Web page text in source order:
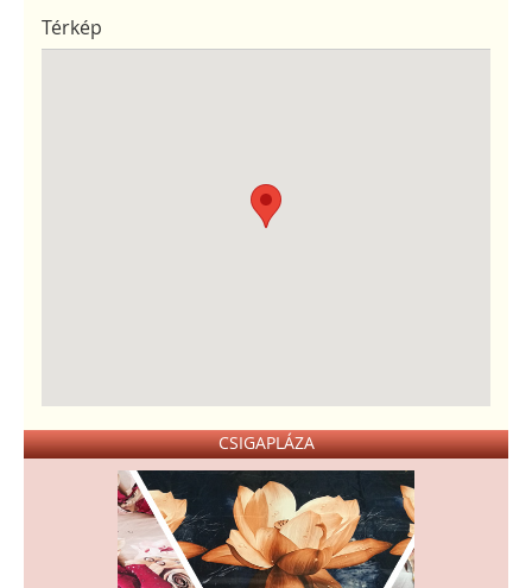
Térkép
CSIGAPLÁZA